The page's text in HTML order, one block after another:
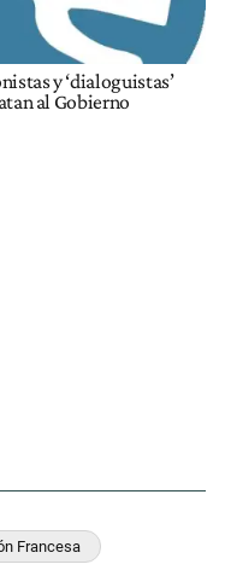
y ‘dialoguistas’
al Gobierno
Francesa